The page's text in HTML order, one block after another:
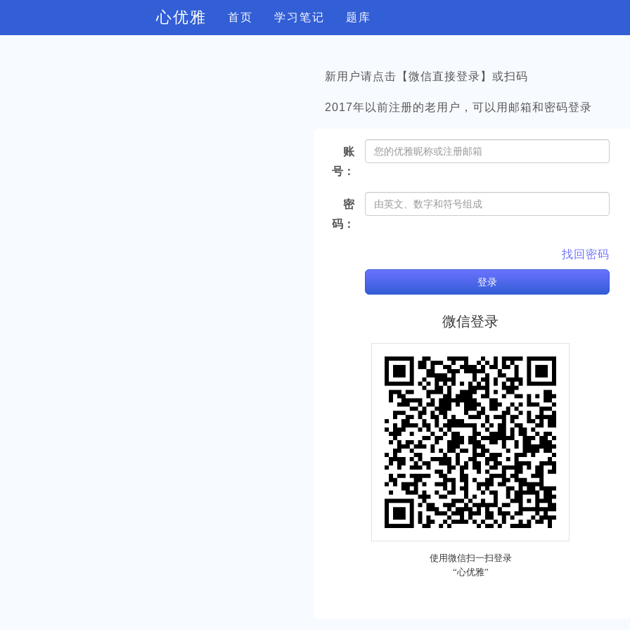
心优雅 首页 学习笔记 题库
新用户请点击【微信直接登录】或扫码
2017年以前注册的老用户，可以用邮箱和密码登录
账
号：
密
码：
找回密码
登
录